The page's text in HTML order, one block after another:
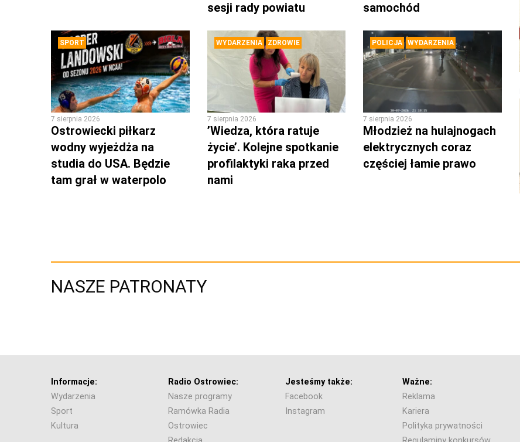
sesji rady powiatu
samochód
SPORT
7 sierpnia 2026
Ostrowiecki piłkarz
wodny wyjeżdża na
studia do USA. Będzie
tam grał w waterpolo
WYDARZENIA ZDROWIE
7 sierpnia 2026
’Wiedza, która ratuje
życie’. Kolejne spotkanie
profilaktyki raka przed
nami
POLICJA WYDARZENIA
7 sierpnia 2026
Młodzież na hulajnogach
elektrycznych coraz
częściej łamie prawo
NASZE PATRONATY
Informacje:
Wydarzenia
Sport
Kultura
Radio Ostrowiec:
Nasze programy
Ramówka Radia
Ostrowiec
Jesteśmy także:
Facebook
Instagram
Ważne:
Reklama
Kariera
Polityka prywatności